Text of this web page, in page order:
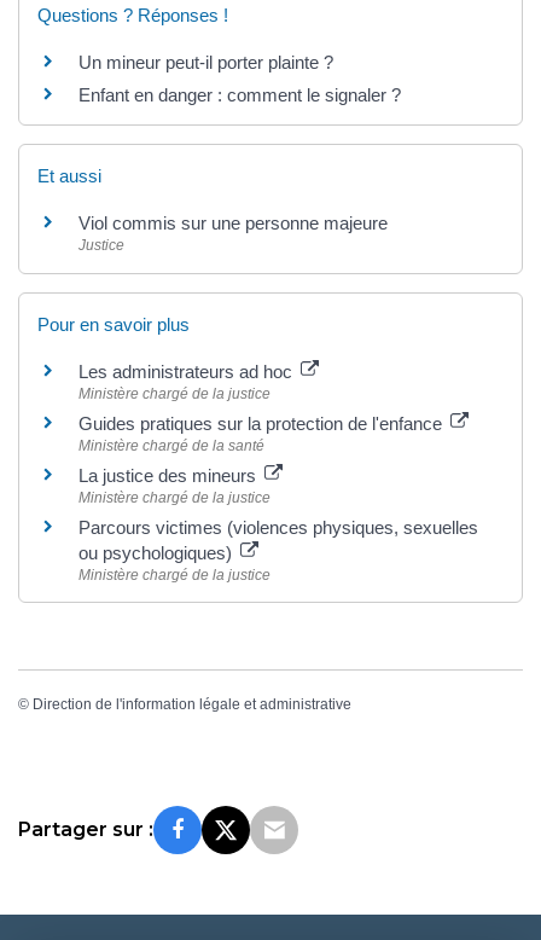
Questions ? Réponses !
Un mineur peut-il porter plainte ?
Enfant en danger : comment le signaler ?
Et aussi
Viol commis sur une personne majeure
Justice
Pour en savoir plus
Les administrateurs ad hoc
Ministère chargé de la justice
Guides pratiques sur la protection de l'enfance
Ministère chargé de la santé
La justice des mineurs
Ministère chargé de la justice
Parcours victimes (violences physiques, sexuelles
ou psychologiques)
Ministère chargé de la justice
© Direction de l'information légale et administrative
Partager sur :